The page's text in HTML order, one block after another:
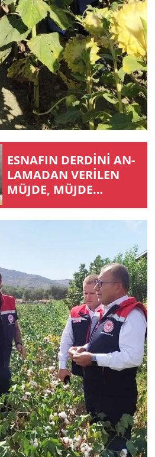
ES­NA­FIN DERDİNİ AN­
LA­MA­DAN VERİLEN
MÜJDE, MÜJDE
DEĞİLDİR!